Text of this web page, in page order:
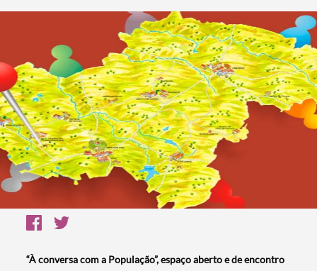
“À conversa com a População”, espaço aberto e de encontro